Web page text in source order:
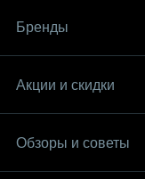
Бренды
Акции и скидки
Обзоры и советы